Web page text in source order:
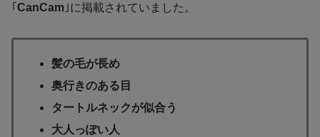
｢ CanCam ｣に掲載されていました。
髪の毛が長め
奥行きのある目
タートルネックが似合う
大人っぽい人